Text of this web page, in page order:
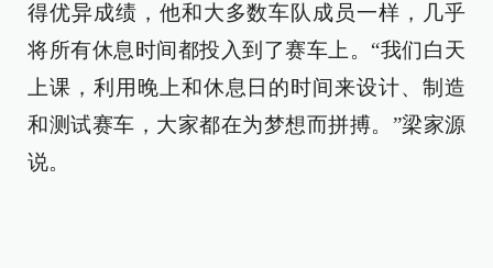
得优异成绩，他和大多数车队成员一样，几乎
将所有休息时间都投入到了赛车上。“我们白天
上课，利用晚上和休息日的时间来设计、制造
和测试赛车，大家都在为梦想而拼搏。”梁家源
说。